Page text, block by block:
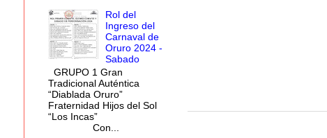
Rol del
Ingreso del
Carnaval de
Oruro 2024 -
Sabado
GRUPO 1 Gran
Tradicional Auténtica
“Diablada Oruro”
Fraternidad Hijos del Sol
“Los Incas”
Con...